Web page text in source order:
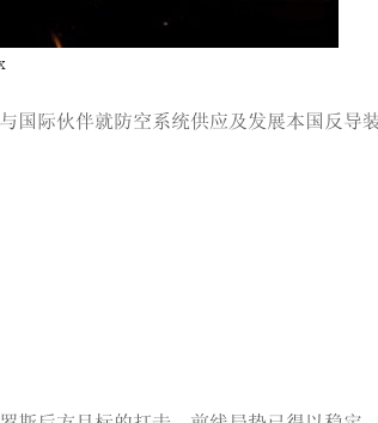
际伙伴就防空系统供应及发展本国反导